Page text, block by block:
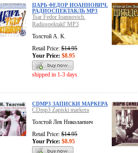
ЦАРЬ ФЕДОР ИОАННОВИЧ.
РАДИОСПЕКТАКЛЬ MP3
Tsar Fedor Ioannovich.
Radiospektakl' MP3
Толстой А. К.
Retail Price: $14.95
Your Price: $8.95
shipped in 1-3 days
CDMP3 ЗАПИСКИ МАРКЕРА
CDmp3 Zapiski markera
Толстой Лев Николаевич
Retail Price: $14.95
Your Price: $8.95